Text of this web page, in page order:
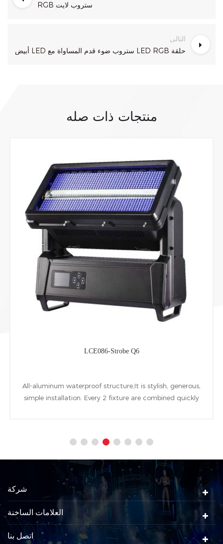
RGB ستروب لايت
التالى
أبيض LED ستروب ضوء قدم المساواة مع LED RGB حلقة
منتجات ذات صله
LCE086-Strobe Q6
All-aluminum waterproof structure,It is stylish, generous,
simple installation. Every 2 fixture are combined quickly
شركة
العلامات الساخنة
اتصل بنا